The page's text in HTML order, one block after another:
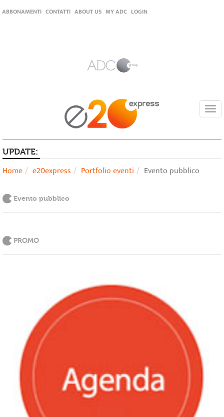
ABBONAMENTI CONTATTI ABOUT US MY ADC LOGIN
UPDATE:
Home e20express Portfolio eventi Evento pubblico
Evento pubblico
PROMO